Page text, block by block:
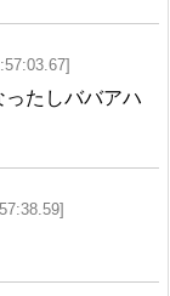
たしババアハ